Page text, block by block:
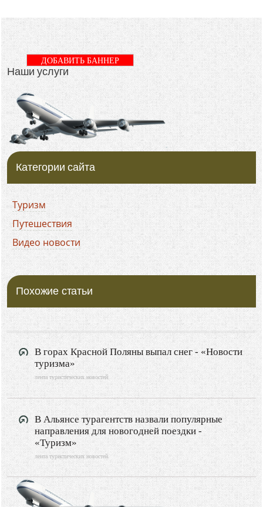
Наши услуги
ДОБАВИТЬ БАННЕР
Категории сайта
Туризм
Путешествия
Видео новости
Похожие статьи
В горах Красной Поляны выпал снег - «Новости
туризма»
лента туристических новостей
В Альянсе турагентств назвали популярные
направления для новогодней поездки -
«Туризм»
лента туристических новостей